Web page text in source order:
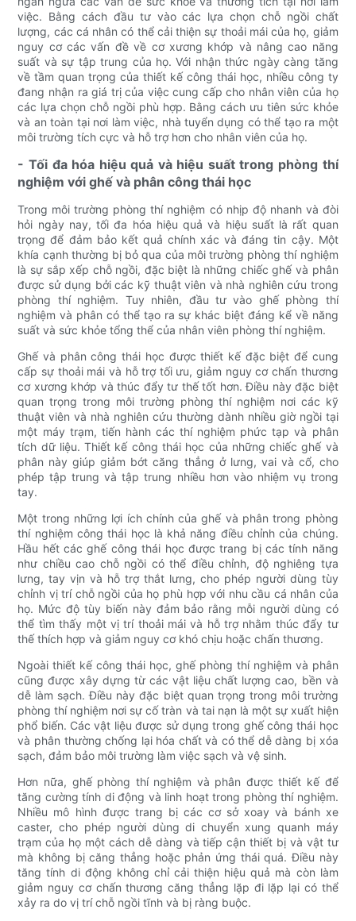
việc. Bằng cách đầu tư vào các lựa chọn chỗ ngồi chất
lượng, các cá nhân có thể cải thiện sự thoải mái của họ, giảm
nguy cơ các vấn đề về cơ xương khớp và nâng cao năng
suất và sự tập trung của họ. Với nhận thức ngày càng tăng
về tầm quan trọng của thiết kế công thái học, nhiều công ty
đang nhận ra giá trị của việc cung cấp cho nhân viên của họ
các lựa chọn chỗ ngồi phù hợp. Bằng cách ưu tiên sức khỏe
và an toàn tại nơi làm việc, nhà tuyển dụng có thể tạo ra một
môi trường tích cực và hỗ trợ hơn cho nhân viên của họ.
- Tối đa hóa hiệu quả và hiệu suất trong phòng thí
nghiệm với ghế và phân công thái học
Trong môi trường phòng thí nghiệm có nhịp độ nhanh và đòi
hỏi ngày nay, tối đa hóa hiệu quả và hiệu suất là rất quan
trọng để đảm bảo kết quả chính xác và đáng tin cậy. Một
khía cạnh thường bị bỏ qua của môi trường phòng thí nghiệm
là sự sắp xếp chỗ ngồi, đặc biệt là những chiếc ghế và phân
được sử dụng bởi các kỹ thuật viên và nhà nghiên cứu trong
phòng thí nghiệm. Tuy nhiên, đầu tư vào ghế phòng thí
nghiệm và phân có thể tạo ra sự khác biệt đáng kể về năng
suất và sức khỏe tổng thể của nhân viên phòng thí nghiệm.
Ghế và phân công thái học được thiết kế đặc biệt để cung
cấp sự thoải mái và hỗ trợ tối ưu, giảm nguy cơ chấn thương
cơ xương khớp và thúc đẩy tư thế tốt hơn. Điều này đặc biệt
quan trọng trong môi trường phòng thí nghiệm nơi các kỹ
thuật viên và nhà nghiên cứu thường dành nhiều giờ ngồi tại
một máy trạm, tiến hành các thí nghiệm phức tạp và phân
tích dữ liệu. Thiết kế công thái học của những chiếc ghế và
phân này giúp giảm bớt căng thẳng ở lưng, vai và cổ, cho
phép tập trung và tập trung nhiều hơn vào nhiệm vụ trong
tay.
Một trong những lợi ích chính của ghế và phân trong phòng
thí nghiệm công thái học là khả năng điều chỉnh của chúng.
Hầu hết các ghế công thái học được trang bị các tính năng
như chiều cao chỗ ngồi có thể điều chỉnh, độ nghiêng tựa
lưng, tay vịn và hỗ trợ thắt lưng, cho phép người dùng tùy
chỉnh vị trí chỗ ngồi của họ phù hợp với nhu cầu cá nhân của
họ. Mức độ tùy biến này đảm bảo rằng mỗi người dùng có
thể tìm thấy một vị trí thoải mái và hỗ trợ nhằm thúc đẩy tư
thế thích hợp và giảm nguy cơ khó chịu hoặc chấn thương.
Ngoài thiết kế công thái học, ghế phòng thí nghiệm và phân
cũng được xây dựng từ các vật liệu chất lượng cao, bền và
dễ làm sạch. Điều này đặc biệt quan trọng trong môi trường
phòng thí nghiệm nơi sự cố tràn và tai nạn là một sự xuất hiện
phổ biến. Các vật liệu được sử dụng trong ghế công thái học
và phân thường chống lại hóa chất và có thể dễ dàng bị xóa
sạch, đảm bảo môi trường làm việc sạch và vệ sinh.
Hơn nữa, ghế phòng thí nghiệm và phân được thiết kế để
tăng cường tính di động và linh hoạt trong phòng thí nghiệm.
Nhiều mô hình được trang bị các cơ sở xoay và bánh xe
caster, cho phép người dùng di chuyển xung quanh máy
trạm của họ một cách dễ dàng và tiếp cận thiết bị và vật tư
mà không bị căng thẳng hoặc phản ứng thái quá. Điều này
tăng tính di động không chỉ cải thiện hiệu quả mà còn làm
giảm nguy cơ chấn thương căng thẳng lặp đi lặp lại có thể
xảy ra do vị trí chỗ ngồi tĩnh và bị ràng buộc.